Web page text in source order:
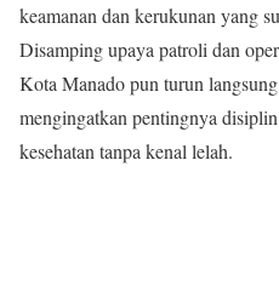
keamanan dan kerukunan yang
Disamping upaya patroli dan
Kota Manado pun turun
mengingatkan pentingnya
kesehatan tanpa kenal lelah.